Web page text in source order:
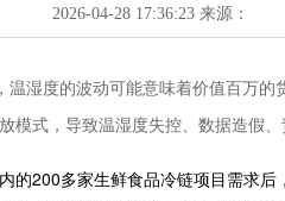
2026-04-28 17:36:23 来源：
温湿度的波动可能意味着价值百万的
模式，导致温湿度失控、数据造假
的200多家生鲜食品冷链项目需求